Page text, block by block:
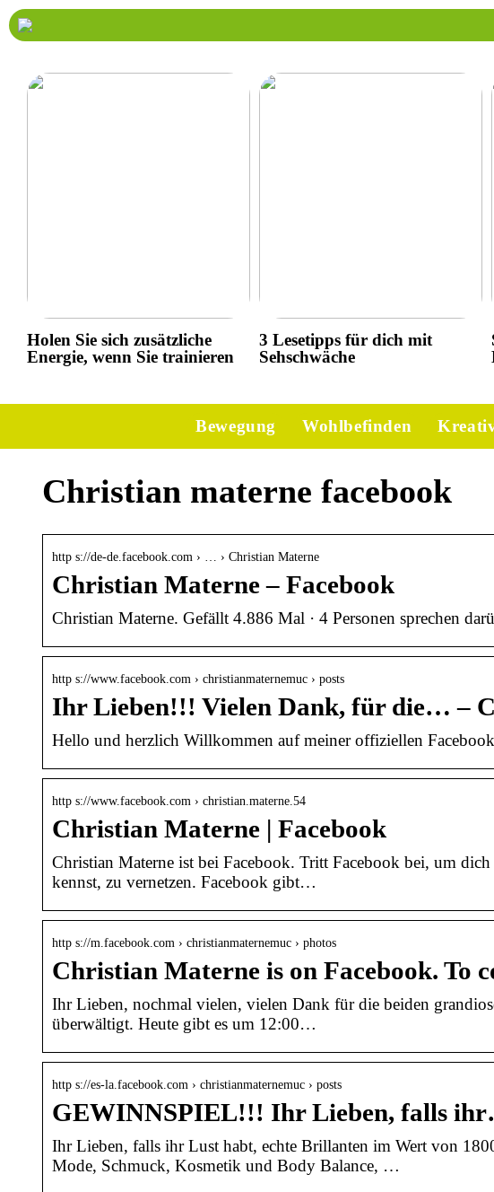
Holen Sie sich zusätzliche
Energie, wenn Sie trainieren
3 Lesetipps für dich mit
Sehschwäche
Bewegung Wohlbefinden
Christian materne facebook
http s://de-de.facebook.com › … › Christian Materne
Christian Materne – Facebook
Christian Materne. Gefällt 4.886 Mal · 4 Personen sprechen
http s://www.facebook.com › christianmaternemuc › posts
Ihr Lieben!!! Vielen Dank, für die… –
Hello und herzlich Willkommen auf meiner offiziellen
http s://www.facebook.com › christian.materne.54
Christian Materne | Facebook
Christian Materne ist bei Facebook. Tritt Facebook bei, um
kennst, zu vernetzen. Facebook gibt…
http s://m.facebook.com › christianmaternemuc › photos
Christian Materne is on Facebook. To
Ihr Lieben, nochmal vielen, vielen Dank für die beiden
überwältigt. Heute gibt es um 12:00…
http s://es-la.facebook.com › christianmaternemuc › posts
GEWINNSPIEL!!! Ihr Lieben, falls
Ihr Lieben, falls ihr Lust habt, echte Brillanten im Wert von
Mode, Schmuck, Kosmetik und Body Balance, …